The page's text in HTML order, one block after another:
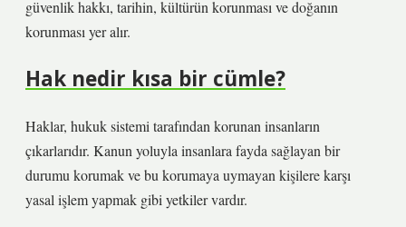
güvenlik hakkı, tarihin, kültürün korunması ve doğanın
korunması yer alır.
Hak nedir kısa bir cümle?
Haklar, hukuk sistemi tarafından korunan insanların
çıkarlarıdır. Kanun yoluyla insanlara fayda sağlayan bir
durumu korumak ve bu korumaya uymayan kişilere karşı
yasal işlem yapmak gibi yetkiler vardır.